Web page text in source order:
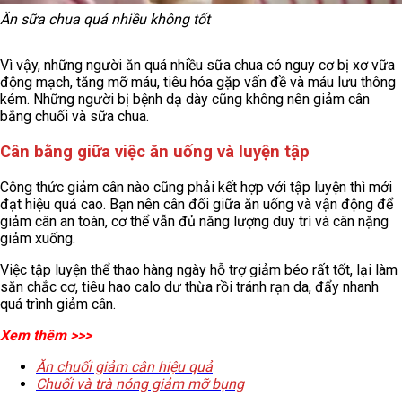
Ăn sữa chua quá nhiều không tốt
Vì vậy, những người ăn quá nhiều sữa chua có nguy cơ bị xơ vữa
động mạch, tăng mỡ máu, tiêu hóa gặp vấn đề và máu lưu thông
kém. Những người bị bệnh dạ dày cũng không nên giảm cân
bằng chuối và sữa chua.
Cân bằng giữa việc ăn uống và luyện tập
Công thức giảm cân nào cũng phải kết hợp với tập luyện thì mới
đạt hiệu quả cao. Bạn nên cân đối giữa ăn uống và vận động để
giảm cân an toàn, cơ thể vẫn đủ năng lượng duy trì và cân nặng
giảm xuống.
Việc tập luyện thể thao hàng ngày hỗ trợ giảm béo rất tốt, lại làm
săn chắc cơ, tiêu hao calo dư thừa rồi tránh rạn da, đẩy nhanh
quá trình giảm cân.
Xem thêm >>>
Ăn chuối giảm cân hiệu quả
Chuối và trà nóng giảm mỡ bụng